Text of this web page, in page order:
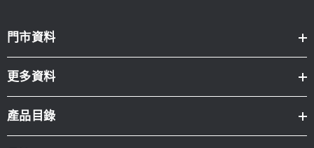
門市資料
更多資料
產品目錄